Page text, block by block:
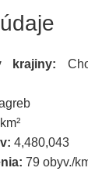
krajiny:
4,480,043
79 obyv./